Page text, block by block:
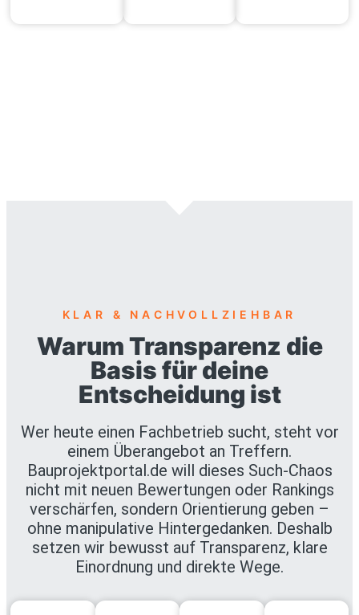
KLAR & NACHVOLLZIEHBAR
Warum Transparenz die
Basis für deine
Entscheidung ist
Wer heute einen Fachbetrieb sucht, steht vor
einem Überangebot an Treffern.
Bauprojektportal.de will dieses Such-Chaos
nicht mit neuen Bewertungen oder Rankings
verschärfen, sondern Orientierung geben –
ohne manipulative Hintergedanken. Deshalb
setzen wir bewusst auf Transparenz, klare
Einordnung und direkte Wege.